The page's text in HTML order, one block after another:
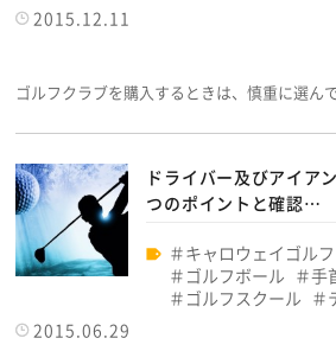
2015.12.11
ゴルフクラブを購入するときは、慎重に選
ドライバー及びアイア
つのポイントと確認…
キャロウェイゴルフ
ゴルフボール
手
ゴルフスクール
2015.06.29